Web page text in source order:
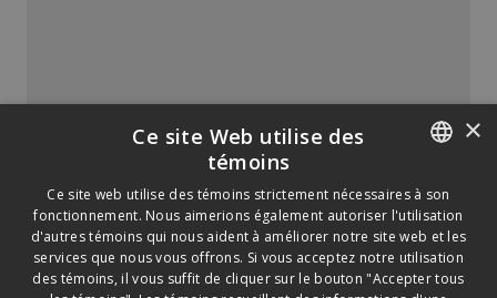
20 MIN 4
ENGLISH
FRENCH
×
Ce site Web utilise des
témoins
Ce site web utilise des témoins strictement nécessaires à son
fonctionnement. Nous aimerions également autoriser l'utilisation
d'autres témoins qui nous aident à améliorer notre site web et les
services que nous vous offrons. Si vous acceptez notre utilisation
des témoins, il vous suffit de cliquer sur le bouton "Accepter tous